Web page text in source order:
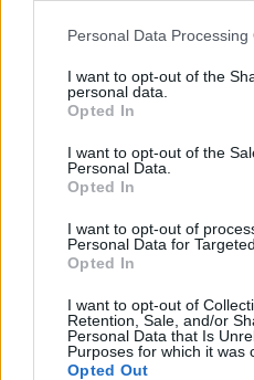
Please note that this website/
not limited to your visit or
grant or deny consent to
use your data for below
consent section.
Personal Data Processing
I want to opt-out of the
personal data.
Opted In
I want to opt-out of the
Personal Data.
Opted In
I want to opt-out of
Personal Data for
Opted In
I want to opt-out of
Retention, Sale, and/or
Personal Data that Is
Purposes for which it was
Opted Out
Az 57. percben Ratiu
viszont szintén nem
ukránoknak, egy kis
ellőtte a labdát, a kapu
szituációban
Az első kaput eltaláló
érkezett, ekkor Szudakov
Románia, amikor egy
csúsztatása Burca
Nita ismét résen volt.